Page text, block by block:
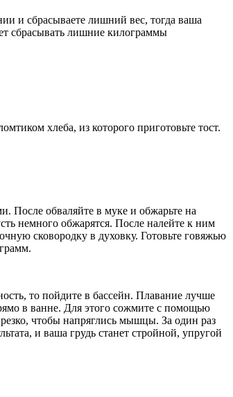
и сбрасываете лишний вес, тогда ваша
сбрасывать лишние килограммы
хлеба, из которого приготовьте тост.
После обваляйте в муке и обжарьте на
немного обжарятся. После налейте к ним
сковородку в духовку. Готовьте говяжью
то пойдите в бассейн. Плавание лучше
в ванне. Для этого сожмите с помощью
чтобы напряглись мышцы. За один раз
и ваша грудь станет стройной, упругой